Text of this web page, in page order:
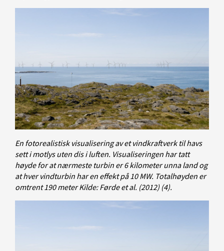
En fotorealistisk visualisering av et vindkraftverk til havs
sett i motlys uten dis i luften. Visualiseringen har tatt
høyde for at nærmeste turbin er 6 kilometer unna land og
at hver vindturbin har en effekt på 10 MW. Totalhøyden er
omtrent 190 meter Kilde: Førde et al. (2012) (4).